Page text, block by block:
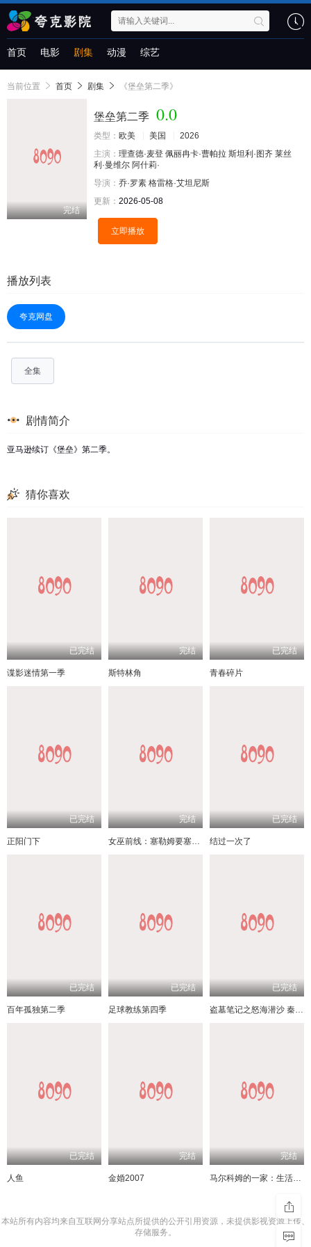
首页 电影 剧集 动漫 综艺
当前位置 首页 剧集 《堡垒第二季》
完结
堡垒第二季 0.0
类型： 欧美 美国
2026
主演： 理查德·麦登 佩丽冉卡·曹帕拉 斯坦利·图齐 莱丝
利·曼维尔 阿什莉·
导演： 乔·罗素 格雷格·艾坦尼斯
更新： 2026-05-08
立即播放
播放列表
夸克网盘
全集
剧情简介
亚马逊续订《堡垒》第二季。
猜你喜欢
已完结
谍影迷情第一季
完结
斯特林角
已完结
青春碎片
已完结
正阳门下
完结
女巫前线：塞勒姆要塞第三季
已完结
结过一次了
已完结
百年孤独第二季
已完结
足球教练第四季
已完结
盗墓笔记之怒海潜沙 秦岭神树
已完结
人鱼
完结
金婚2007
完结
马尔科姆的一家：生活依旧不公
本站所有内容均来自互联网分享站点所提供的公开引用资源，未提供影视资源上传、
存储服务。